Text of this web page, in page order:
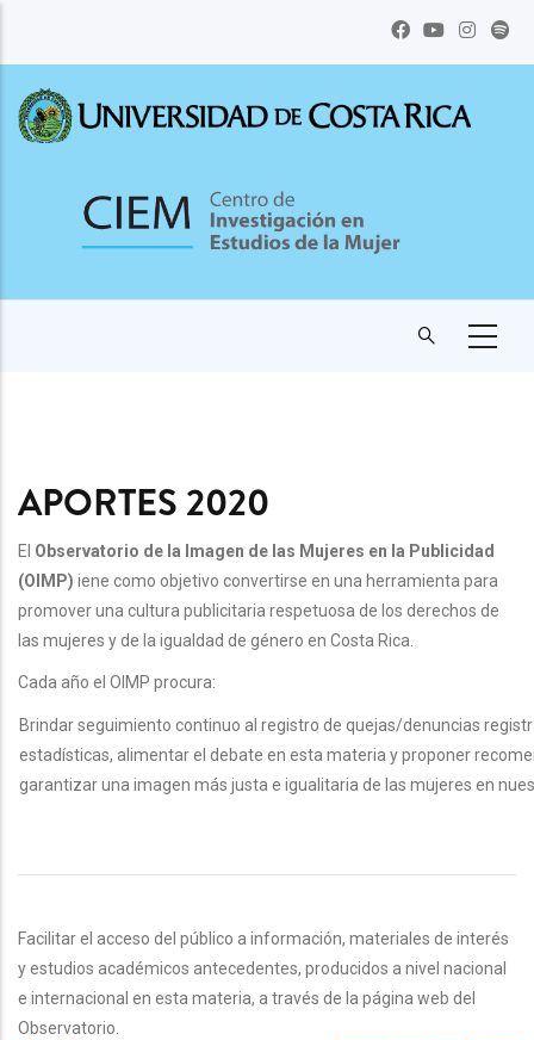
principal
APORTES 2020
El Observatorio de la Imagen de las Mujeres en la Publicidad
(OIMP) iene como objetivo convertirse en una herramienta para
promover una cultura publicitaria respetuosa de los derechos de
las mujeres y de la igualdad de género en Costa Rica.
Cada año el OIMP procura:
Brindar seguimiento continuo al registro de quejas/denuncias
estadísticas, alimentar el debate en esta materia y proponer
garantizar una imagen más justa e igualitaria de las mujeres en
Facilitar el acceso del público a información, materiales de interés
y estudios académicos antecedentes, producidos a nivel nacional
e internacional en esta materia, a través de la página web del
Observatorio.